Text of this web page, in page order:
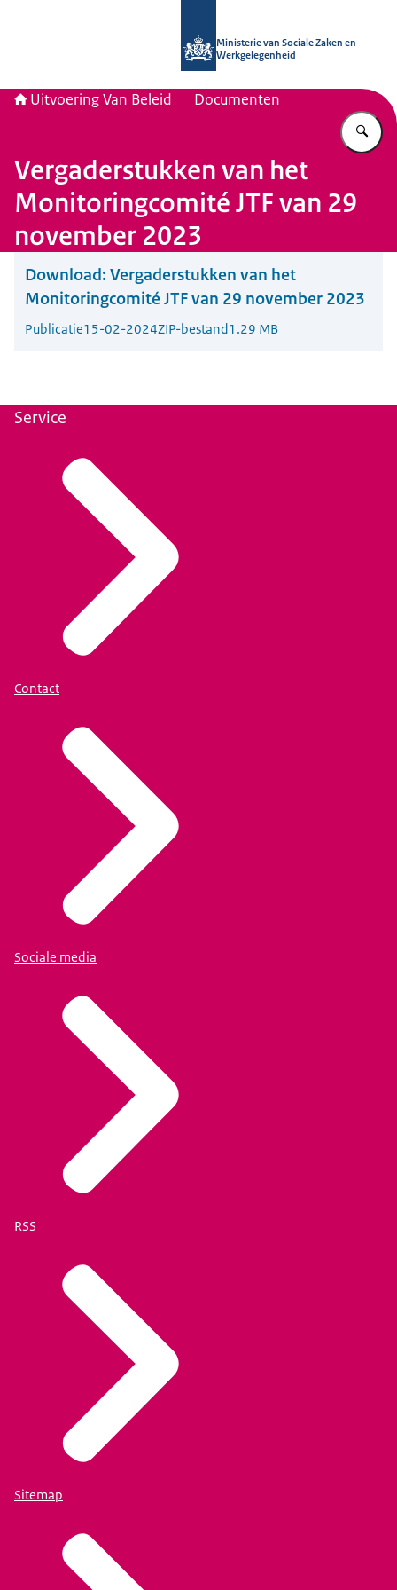
Ministerie van Sociale Zaken en
Werkgelegenheid
Uitvoering Van Beleid Documenten
Vergaderstukken van het
Monitoringcomité JTF van 29
november 2023
Download: Vergaderstukken van het
Monitoringcomité JTF van 29 november 2023
Publicatie15-02-2024ZIP-bestand1.29 MB
Service
Contact
Sociale media
RSS
Sitemap